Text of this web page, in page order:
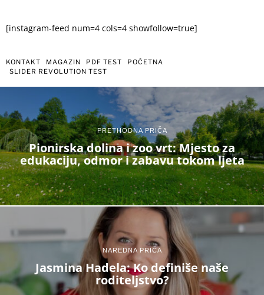
[instagram-feed num=4 cols=4 showfollow=true]
KONTAKT MAGAZIN PDF TEST
POČETNA
SLIDER REVOLUTION TEST
PRETHODNA PRIČA
Pionirska dolina i zoo vrt: Mjesto za
edukaciju, odmor i zabavu tokom ljeta
NAREDNA PRIČA
Jasmina Hadela: Ko definiše naše
roditeljstvo?